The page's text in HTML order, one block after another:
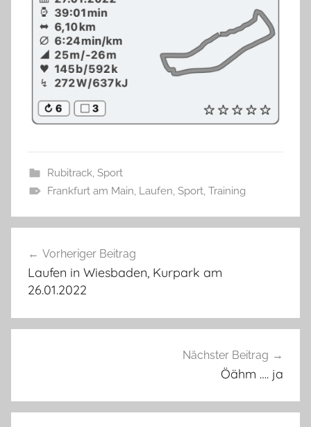
Rubitrack, Sport
Frankfurt am Main, Laufen, Sport, Training
Vorheriger Beitrag
Laufen in Wiesbaden, Kurpark am
26.01.2022
Nächster Beitrag
Öähm …. ja